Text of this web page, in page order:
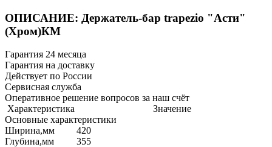
ОПИСАНИЕ: Держатель-бар trapezio "Асти"
(Хром)КМ
Гарантия 24 месяца
Гарантия на доставку
Действует по России
Сервисная служба
Оперативное решение вопросов за наш счёт
Характеристика
Значение
Основные характеристики
Ширина,мм
420
Глубина,мм
355